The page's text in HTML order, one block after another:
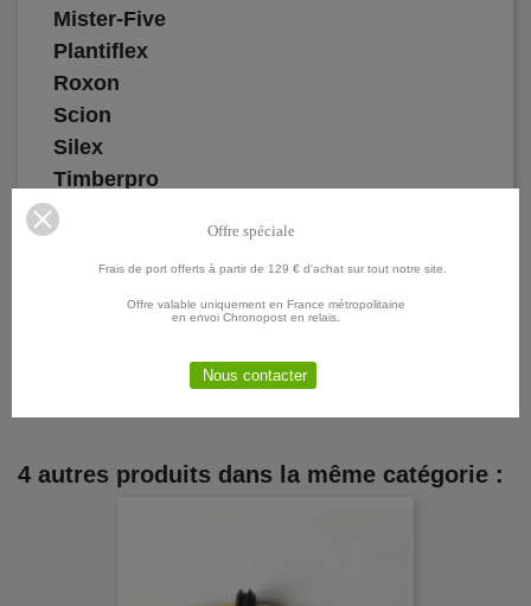
Mister-Five
Plantiflex
Roxon
Scion
Silex
Timberpro
Timbertech
Varan
4 autres produits dans la même catégorie :
Offre spéciale
Nous contacter
Offre valable uniquement en France métropolitaine
en envoi Chronopost en relais.
Frais de port offerts à partir de 129 € d'achat sur tout notre site.